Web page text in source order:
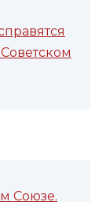
Союзе.